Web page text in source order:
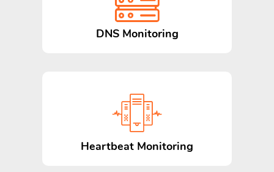
DNS Monitoring
Heartbeat Monitoring